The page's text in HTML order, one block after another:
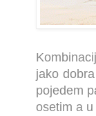
jako
pojedem
osetim a